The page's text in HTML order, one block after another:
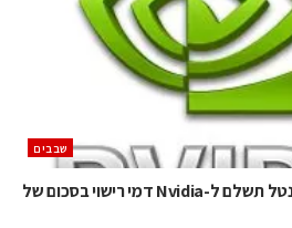
‫שבבים‬
פשרה בתביעות ההדדיות: אינטל תשלם ל-Nvidia דמי רישוי בסכום של